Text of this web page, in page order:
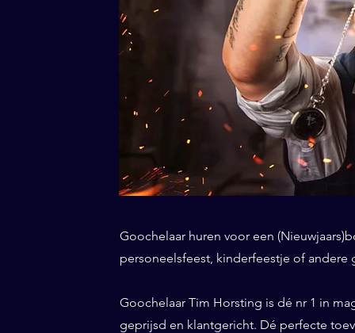
Goochelaar huren voor een
personeelsfeest, kinderfeestje of
Goochelaar Tim Horsting is dé nr 1 in
geprijsd en klantgericht. Dé perfecte